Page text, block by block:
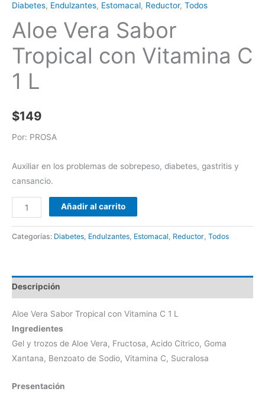
Diabetes, Endulzantes, Estomacal, Reductor, Todos
Aloe Vera Sabor
Tropical con Vitamina C
1 L
$149
Por: PROSA
Auxiliar en los problemas de sobrepeso, diabetes, gastritis y
cansancio.
Añadir al carrito
Categorías: Diabetes Endulzantes Estomacal Reductor Todos
Descripción
Aloe Vera Sabor Tropical con Vitamina C 1 L
Ingredientes
Gel y trozos de Aloe Vera, Fructosa, Acido Citrico, Goma
Xantana, Benzoato de Sodio, Vitamina C, Sucralosa
Presentación